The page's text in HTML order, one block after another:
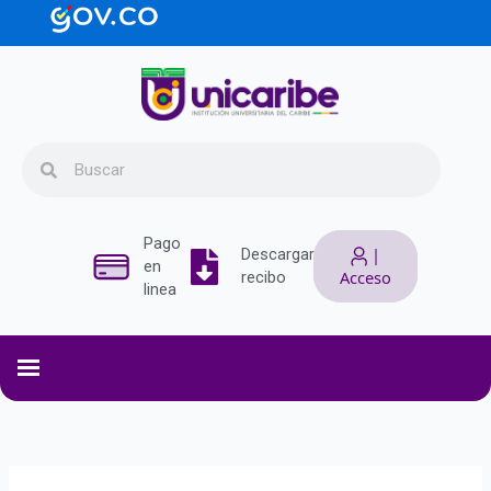
contenido
Pago
en
linea
Descargar
recibo
|
Acceso